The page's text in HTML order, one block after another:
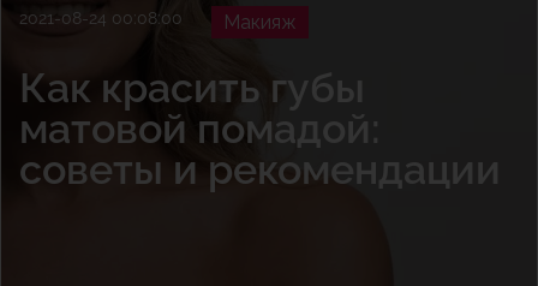
2021-08-24 00:08:00 Макияж
Как красить губы
матовой помадой:
советы и рекомендации